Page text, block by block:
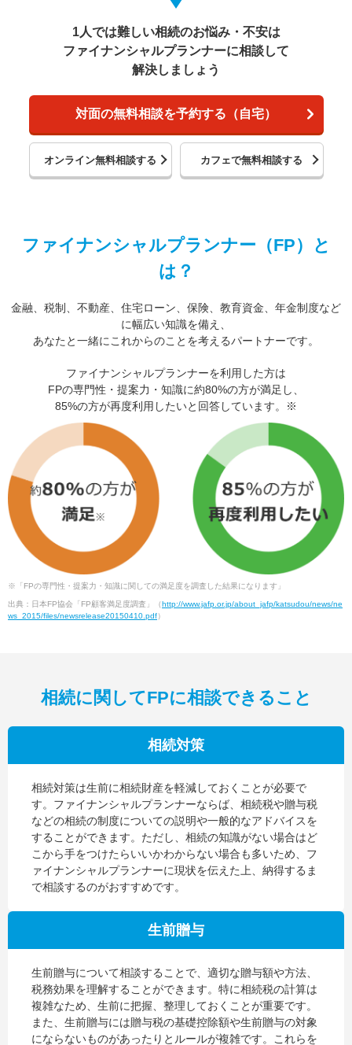
1人では難しい相続のお悩み・不安は
ファイナンシャルプランナーに相談して
解決しましょう
対面の無料相談を予約する（自宅）
オンライン無料相談する カフェで無料相談する
ファイナンシャルプランナー（FP）と
は？
金融、税制、不動産、住宅ローン、保険、教育資金、年金制度など
に幅広い知識を備え、
あなたと一緒にこれからのことを考えるパートナーです。
ファイナンシャルプランナーを利用した方は
FPの専門性・提案力・知識に約80%の方が満足し、
85%の方が再度利用したいと回答しています。※
※「FPの専門性・提案力・知識に関しての満足度を調査した結果になります」
出典：日本FP協会「FP顧客満足度調査」（http://www.jafp.or.jp/about_jafp/katsudou/news/ne
ws_2015/files/newsrelease20150410.pdf）
相続に関してFPに相談できること
相続対策
相続対策は生前に相続財産を軽減しておくことが必要で
す。ファイナンシャルプランナーならば、相続税や贈与税
などの相続の制度についての説明や一般的なアドバイスを
することができます。ただし、相続の知識がない場合はど
こから手をつけたらいいかわからない場合も多いため、フ
ァイナンシャルプランナーに現状を伝えた上、納得するま
で相談するのがおすすめです。
生前贈与
生前贈与について相談することで、適切な贈与額や方法、
税務効果を理解することができます。特に相続税の計算は
複雑なため、生前に把握、整理しておくことが重要です。
また、生前贈与には贈与税の基礎控除額や生前贈与の対象
にならないものがあったりとルールが複雑です。これらを